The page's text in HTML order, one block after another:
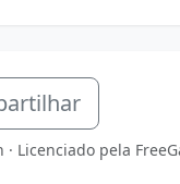
· Licenciado pela